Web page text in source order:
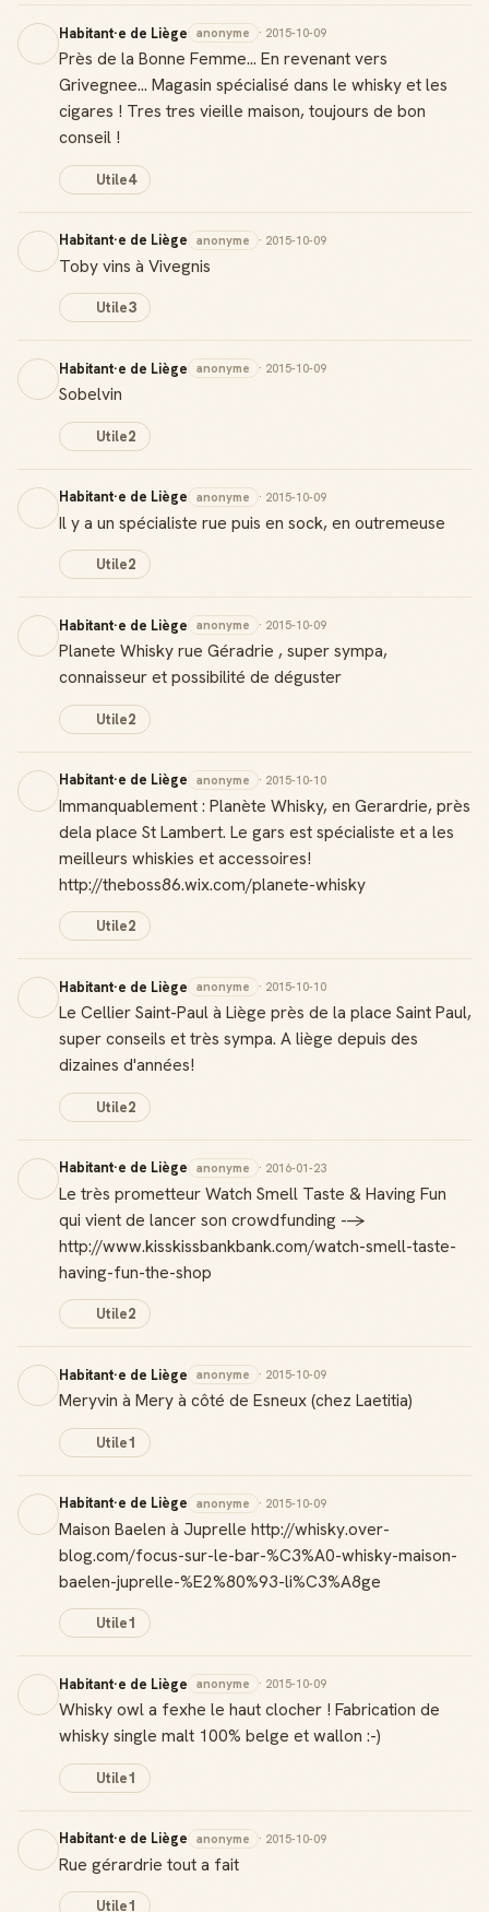
Habitant·e de Liège anonyme · 2015-10-09
Près de la Bonne Femme... En revenant vers
Grivegnee... Magasin spécialisé dans le whisky et les
cigares ! Tres tres vieille maison, toujours de bon
conseil !
Utile4
Habitant·e de Liège anonyme · 2015-10-09
Toby vins à Vivegnis
Utile3
Habitant·e de Liège anonyme · 2015-10-09
Sobelvin
Utile2
Habitant·e de Liège anonyme · 2015-10-09
Il y a un spécialiste rue puis en sock, en outremeuse
Utile2
Habitant·e de Liège anonyme · 2015-10-09
Planete Whisky rue Géradrie , super sympa,
connaisseur et possibilité de déguster
Utile2
Habitant·e de Liège anonyme · 2015-10-10
Immanquablement : Planète Whisky, en Gerardrie, près
dela place St Lambert. Le gars est spécialiste et a les
meilleurs whiskies et accessoires!
http://theboss86.wix.com/planete-whisky
Utile2
Habitant·e de Liège anonyme · 2015-10-10
Le Cellier Saint-Paul à Liège près de la place Saint Paul,
super conseils et très sympa. A liège depuis des
dizaines d'années!
Utile2
Habitant·e de Liège anonyme · 2016-01-23
Le très prometteur Watch Smell Taste & Having Fun
qui vient de lancer son crowdfunding -->
http://www.kisskissbankbank.com/watch-smell-taste-
having-fun-the-shop
Utile2
Habitant·e de Liège anonyme · 2015-10-09
Meryvin à Mery à côté de Esneux (chez Laetitia)
Utile1
Habitant·e de Liège anonyme · 2015-10-09
Maison Baelen à Juprelle http://whisky.over-
blog.com/focus-sur-le-bar-%C3%A0-whisky-maison-
baelen-juprelle-%E2%80%93-li%C3%A8ge
Utile1
Habitant·e de Liège anonyme · 2015-10-09
Whisky owl a fexhe le haut clocher ! Fabrication de
whisky single malt 100% belge et wallon :-)
Utile1
Habitant·e de Liège anonyme · 2015-10-09
Rue gérardrie tout a fait
Utile1